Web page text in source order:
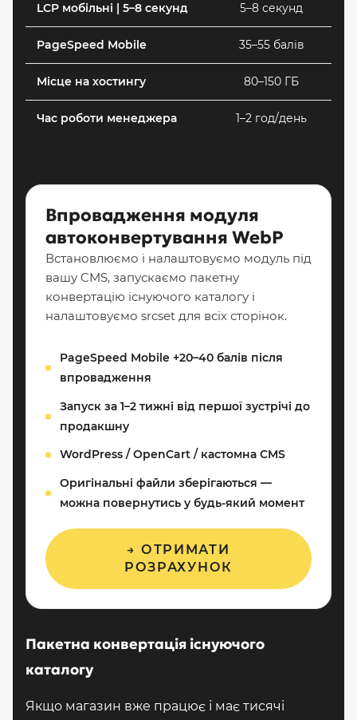
LCP мобільні | 5–8 секунд 5–8 секунд
PageSpeed Mobile 35–55 балів
Місце на хостингу 80–150 ГБ
Час роботи менеджера 1–2 год/день
Впровадження модуля
автоконвертування WebP
Встановлюємо і налаштовуємо модуль під
вашу CMS, запускаємо пакетну
конвертацію існуючого каталогу і
налаштовуємо srcset для всіх сторінок.
PageSpeed Mobile +20–40 балів після
впровадження
Запуск за 1–2 тижні від першої зустрічі до
продакшну
WordPress / OpenCart / кастомна CMS
Оригінальні файли зберігаються —
можна повернутись у будь-який момент
→ ОТРИМАТИ
РОЗРАХУНОК
Пакетна конвертація існуючого
каталогу
Якщо магазин вже працює і має тисячі